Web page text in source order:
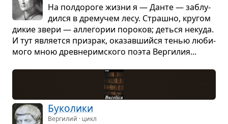
На пол­до­роге жизни я — Данте — заблу­
дился в дре­му­чем лесу. Страшно, кру­гом
дикие звери — алле­го­рии поро­ков; деться некуда.
И тут явля­ется при­зрак, ока­зав­шийся тенью люби­
мого мною древ­не­рим­ского поэта Вер­ги­лия...
Буко­лики
Вергилий · цикл